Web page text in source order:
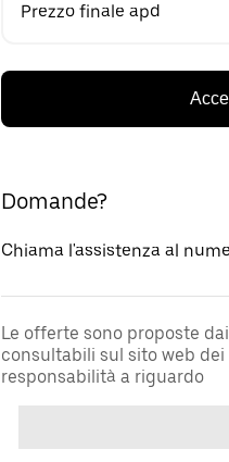
Prezzo finale apd
Domande?
Chiama l'assistenza al
Le offerte sono proposte
consultabili sul sito web
responsabilità a riguardo